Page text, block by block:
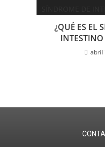
¿QUÉ ES EL
abril